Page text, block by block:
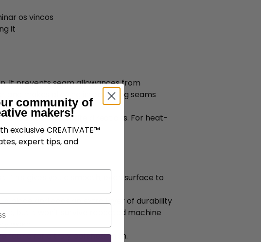
os vincos
it
It prevents seam allowances from
makes aligning intersecting seams
flat in opposite directions. For heat-
damage.
This gives you a smooth, even surface to
place and adds an extra layer of durability
but it won't survive repeated machine
wash.
fabric for a truly polished finish.
community of
makers!
exclusive CREATIVATE™
expert tips, and